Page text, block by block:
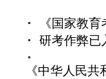
《国家教
研考作弊已
《中华人民